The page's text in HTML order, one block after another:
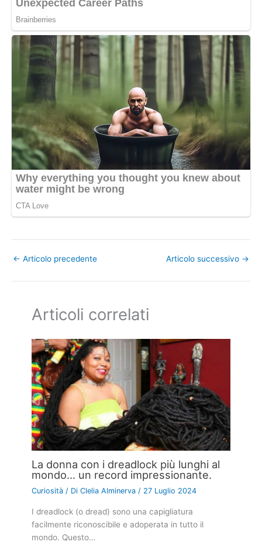
← Articolo precedente Articolo successivo →
Articoli correlati
La donna con i dreadlock più lunghi al
mondo… un record impressionante.
Curiosità / DiClelia Alminerva / 27 Luglio 2024
I dreadlock (o dread) sono una capigliatura
facilmente riconoscibile e adoperata in tutto il
mondo. Questo…